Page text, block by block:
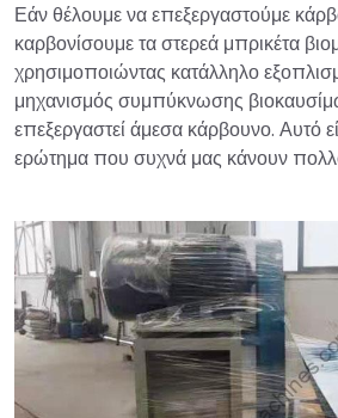
Εάν θέλουμε να επεξεργαστούμε
καρβονίσουμε τα στερεά μπρικέτα
χρησιμοποιώντας κατάλληλο
μηχανισμός συμπύκνωσης
επεξεργαστεί άμεσα κάρβουνο. Αυτό
ερώτημα που συχνά μας κάνουν